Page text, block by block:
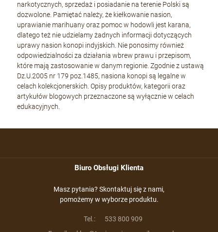
narkotycznych, sprzedaż i posiadanie na terenie Polski są
dozwolone. Pamiętać należy, że kiełkowanie nasion,
uprawianie marihuany oraz pomoc w hodowli jest karana,
dlatego też nie udzielamy żadnych informacji dotyczących
uprawy nasion konopi indyjskich. Nie ponosimy również
odpowiedzialności za działania wbrew prawu i przepisom,
które mają zastosowanie w danym regionie. Zgodnie z ustawą
Dz.U.2005 nr 179 poz.1485, nasiona konopi są legalne w
celach kolekcjonerskich. Opisy produktów, kategorii oraz
artykułów blogowych przeznaczone są wyłącznie w celach
edukacyjnych.
Biuro Obsługi Klienta
Masz pytania? Skontaktuj się z nami,
pomożemy w wyborze produktu.
Tel.:
533 800 909